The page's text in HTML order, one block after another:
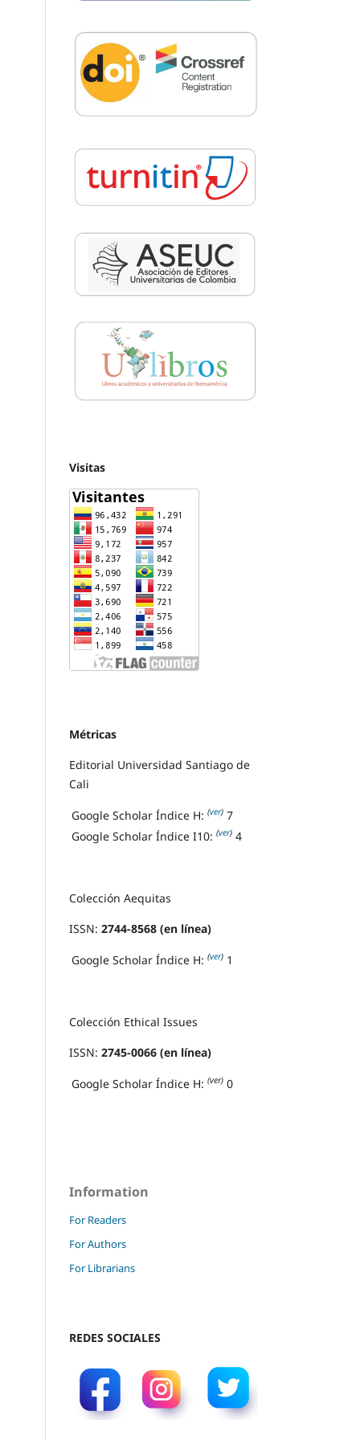
Visitas
Métricas
Editorial Universidad Santiago de
Cali
Google Scholar Índice H: (ver) 7
Google Scholar Índice I10: (ver) 4
Colección Aequitas
ISSN: 2744-8568 (en línea)
Google Scholar Índice H: (ver) 1
Colección Ethical Issues
ISSN: 2745-0066 (en línea)
Google Scholar Índice H: (ver) 0
Information
For Readers
For Authors
For Librarians
REDES SOCIALES